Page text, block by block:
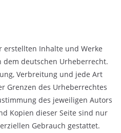
erstellten Inhalte und Werke
deutschen Urheberrecht.
Verbreitung und jede Art
Grenzen des Urheberrechtes
des jeweiligen Autors
Kopien dieser Seite sind nur
Gebrauch gestattet.